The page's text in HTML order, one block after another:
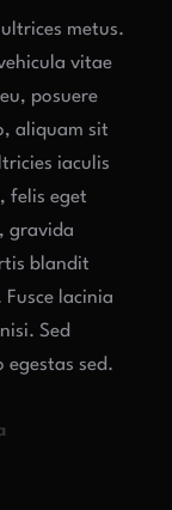
metus.
vitae
posuere
aliquam sit
iaculis
felis eget
gravida
blandit
lacinia
Sed
sed.